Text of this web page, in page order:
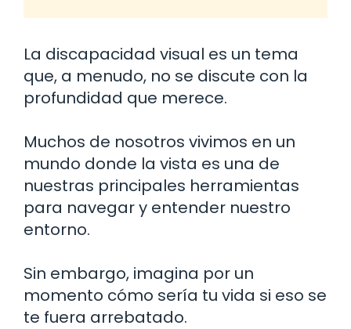
La discapacidad visual es un tema
que, a menudo, no se discute con la
profundidad que merece.
Muchos de nosotros vivimos en un
mundo donde la vista es una de
nuestras principales herramientas
para navegar y entender nuestro
entorno.
Sin embargo, imagina por un
momento cómo sería tu vida si eso se
te fuera arrebatado.